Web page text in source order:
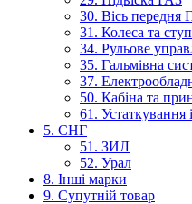
30. Вісь передня
31. Колеса та
34. Рульове
35. Гальмівна
37.
50. Кабіна та
61. Устаткування
5. СНГ
51. ЗИЛ
52. Урал
8. Інші марки
9. Супутній товар